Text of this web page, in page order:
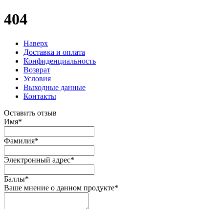
404
Наверх
Доставка и оплата
Конфиденциальность
Возврат
Условия
Выходные данные
Контакты
Оставить отзыв
Имя*
Фамилия*
Электронный адрес*
Баллы*
Ваше мнение о данном продукте*